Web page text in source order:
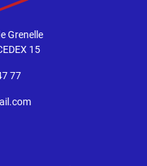
Grenelle
15
77